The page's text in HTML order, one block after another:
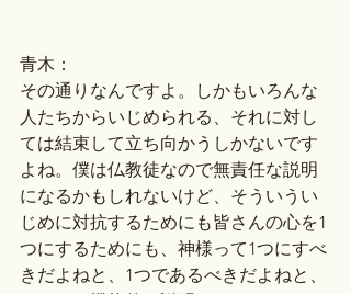
青木：
その通りなんですよ。しかもいろんな
人たちからいじめられる、それに対し
ては結束して立ち向かうしかないです
よね。僕は仏教徒なので無責任な説明
になるかもしれないけど、そういうい
じめに対抗するためにも皆さんの心を1
つにするためにも、神様って1つにすべ
きだよねと、1つであるべきだよねと、